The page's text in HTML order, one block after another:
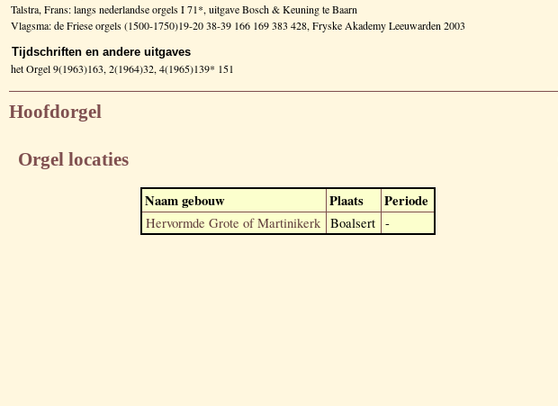
Talstra, Frans: langs nederlandse orgels I 71*, uitgave Bosch & Keuning te Baarn
Vlagsma: de Friese orgels (1500-1750)19-20 38-39 166 169 383 428, Fryske Akademy Leeuwarden 2003
Tijdschriften en andere uitgaves
het Orgel 9(1963)163, 2(1964)32, 4(1965)139* 151
Hoofdorgel
Orgel locaties
Naam gebouw Plaats Periode
Hervormde Grote of Martinikerk Boalsert -